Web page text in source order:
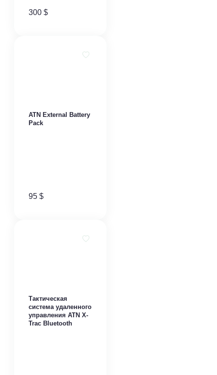
300 $
ATN External Battery
Pack
95 $
Тактическая
система удаленного
управления ATN X-
Trac Bluetooth